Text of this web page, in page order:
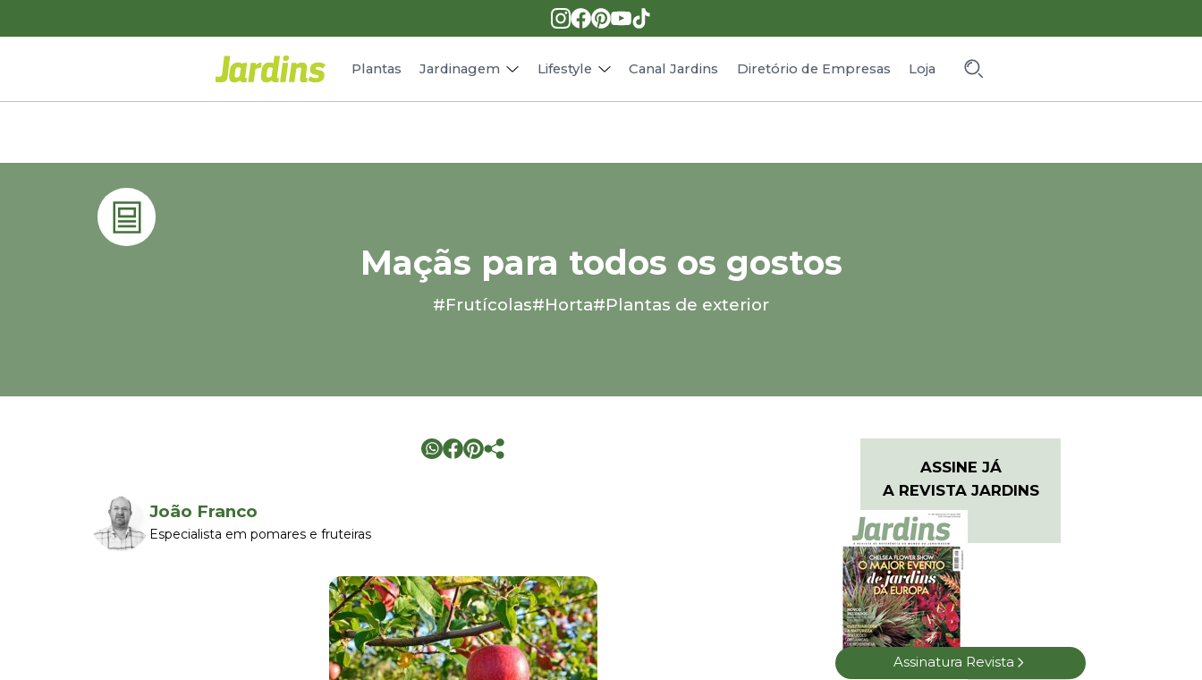
Plantas Jardinagem Lifestyle
Receitas
Canal Jardins Diretório de Empresas Loja
Maçãs para todos os gostos
#Frutícolas#Horta#Plantas de exterior
João Franco
Especialista em pomares e fruteiras
ASSINE JÁ
A REVISTA JARDINS
Assinatura Revista